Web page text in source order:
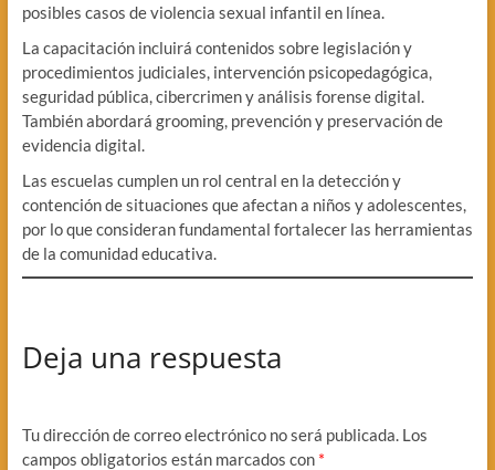
posibles casos de violencia sexual infantil en línea.
La capacitación incluirá contenidos sobre legislación y
procedimientos judiciales, intervención psicopedagógica,
seguridad pública, cibercrimen y análisis forense digital.
También abordará grooming, prevención y preservación de
evidencia digital.
Las escuelas cumplen un rol central en la detección y
contención de situaciones que afectan a niños y adolescentes,
por lo que consideran fundamental fortalecer las herramientas
de la comunidad educativa.
Deja una respuesta
Tu dirección de correo electrónico no será publicada. Los
campos obligatorios están marcados con *